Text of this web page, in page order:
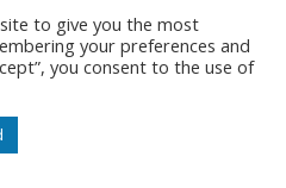
396
Club
to give you the most
your preferences and
you consent to the use of